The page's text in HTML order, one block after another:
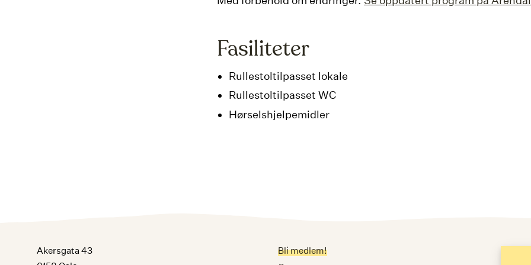
Fasiliteter
Rullestoltilpasset lokale
Rullestoltilpasset WC
Hørselshjelpemidler
Akersgata 43
Bli medlem!